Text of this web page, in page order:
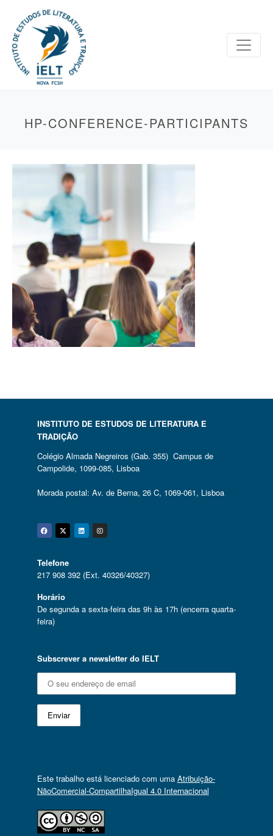
HP-CONFERENCE-PARTICIPANTS
INSTITUTO DE ESTUDOS DE LITERATURA E
TRADIÇÃO
Colégio Almada Negreiros (Gab. 355) Campus de
Campolide, 1099-085, Lisboa
Morada postal: Av. de Berna, 26 C, 1069-061, Lisboa
Facebook
Twitter
Linkedin
Instagram
Telefone
217 908 392 (Ext. 40326/40327)
Horário
De segunda a sexta-feira das 9h às 17h (encerra quarta-
feira)
Subscrever a newsletter do IELT
Este trabalho está licenciado com uma Atribuição-
NãoComercial-CompartilhaIgual 4.0 Internacional